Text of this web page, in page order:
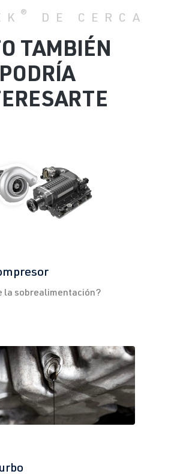
® DE CERCA
TAMBIÉN
PODRÍA
la sobrealimentación?